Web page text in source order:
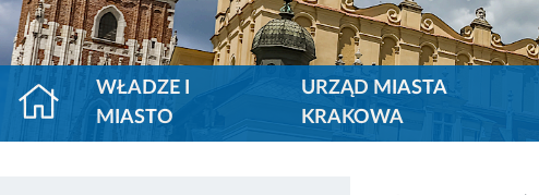
WŁADZE I
MIASTO
URZĄD MIASTA
KRAKOWA